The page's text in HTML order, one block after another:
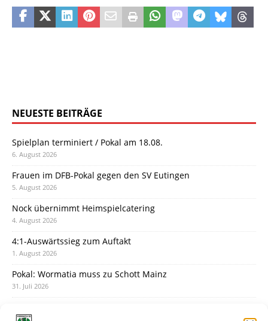
NEUESTE BEITRÄGE
Spielplan terminiert / Pokal am 18.08.
6. August 2026
Frauen im DFB-Pokal gegen den SV Eutingen
5. August 2026
Nock übernimmt Heimspielcatering
4. August 2026
4:1-Auswärtssieg zum Auftakt
1. August 2026
Pokal: Wormatia muss zu Schott Mainz
31. Juli 2026
30. Juli 2026